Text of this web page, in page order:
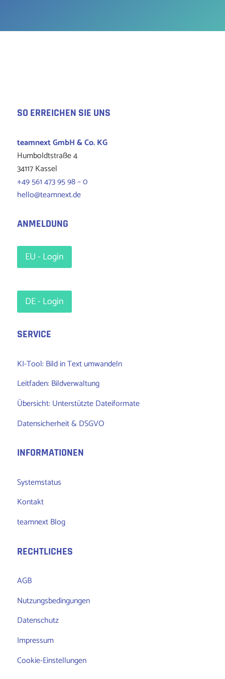
SO ERREICHEN SIE UNS
teamnextGmbH & Co. KG
Humboldtstraße 4
34117 Kassel
+49 561 473 95 98 – 0
hello@teamnext.de
ANMELDUNG
EU - Login
DE - Login
SERVICE
KI-Tool: Bild in Text umwandeln
Leitfaden: Bildverwaltung
Übersicht: Unterstützte Dateiformate
Datensicherheit & DSGVO
INFORMATIONEN
Systemstatus
Kontakt
teamnext Blog
RECHTLICHES
AGB
Nutzungsbedingungen
Datenschutz
Impressum
Cookie-Einstellungen